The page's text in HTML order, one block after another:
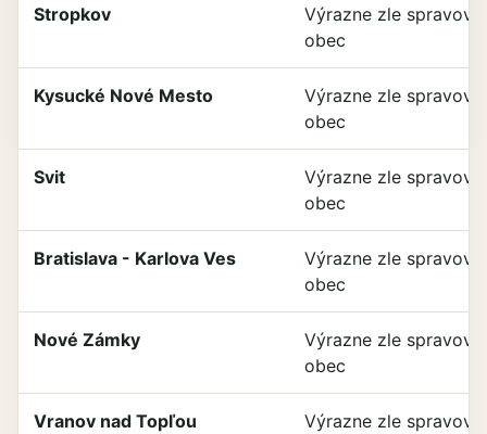
Stropkov
Výrazne zle
obec
Kysucké Nové Mesto
Výrazne zle
obec
Svit
Výrazne zle
obec
Bratislava - Karlova Ves
Výrazne zle
obec
Nové Zámky
Výrazne zle
obec
Vranov nad Topľou
Výrazne zle